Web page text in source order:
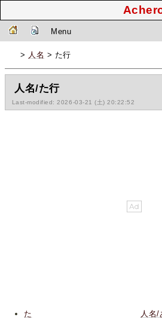
Menu
> 人名 > た行
人名/た行
Last-modified: 2026-03-21 (土) 20:22:52
た
人名/